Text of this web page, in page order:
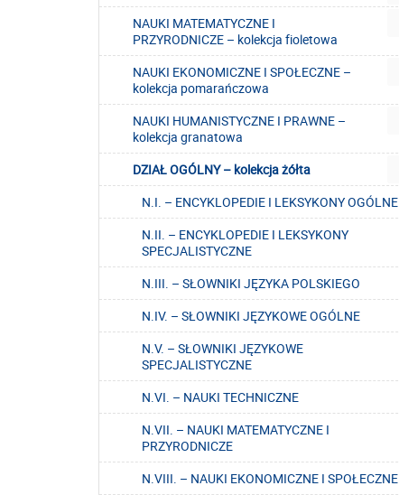
NAUKI MATEMATYCZNE I
PRZYRODNICZE – kolekcja fioletowa
NAUKI EKONOMICZNE I SPOŁECZNE –
kolekcja pomarańczowa
NAUKI HUMANISTYCZNE I PRAWNE –
kolekcja granatowa
DZIAŁ OGÓLNY – kolekcja żółta
N.I. – ENCYKLOPEDIE I LEKSYKONY OGÓLNE
N.II. – ENCYKLOPEDIE I LEKSYKONY
SPECJALISTYCZNE
N.III. – SŁOWNIKI JĘZYKA POLSKIEGO
N.IV. – SŁOWNIKI JĘZYKOWE OGÓLNE
N.V. – SŁOWNIKI JĘZYKOWE
SPECJALISTYCZNE
N.VI. – NAUKI TECHNICZNE
N.VII. – NAUKI MATEMATYCZNE I
PRZYRODNICZE
N.VIII. – NAUKI EKONOMICZNE I SPOŁECZNE